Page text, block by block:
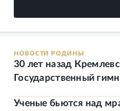
НОВОСТИ РОДИНЫ
30 лет назад
Государственный
Ученые бьются над